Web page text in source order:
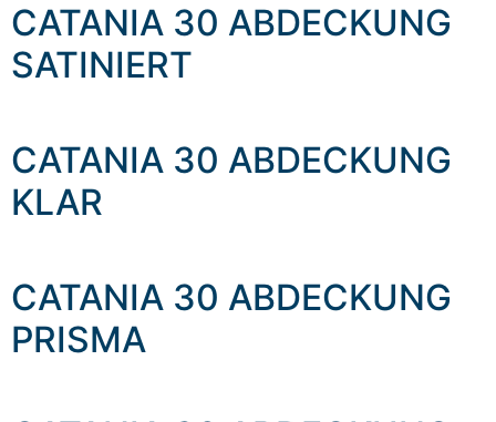
CATANIA 30 ABDECKUNG
SATINIERT
CATANIA 30 ABDECKUNG
KLAR
CATANIA 30 ABDECKUNG
PRISMA